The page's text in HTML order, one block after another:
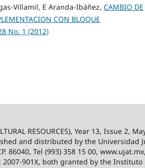
Villamil, E Aranda-Ibáñez, CAMBIO DE
CON BLOQUE
No. 1 (2012)
RESOURCES), Year 13, Issue 2,
and distributed by the Universidad
86040, Tel (993) 358 15 00,
2007-901X, both granted by the